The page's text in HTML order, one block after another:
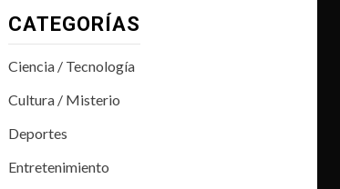
CATEGORÍAS
Ciencia / Tecnología
Cultura / Misterio
Deportes
Entretenimiento